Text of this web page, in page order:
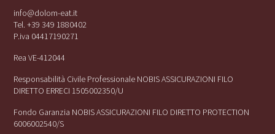
info@dolom-eat.it
Tel. +39 349 1880402
P.iva 04417190271
Rea VE-412044
Responsabilità Civile Professionale NOBIS ASSICURAZIONI FILO
DIRETTO ERRECI 1505002350/U
Fondo Garanzia NOBIS ASSICURAZIONI FILO DIRETTO PROTECTION
6006002540/S